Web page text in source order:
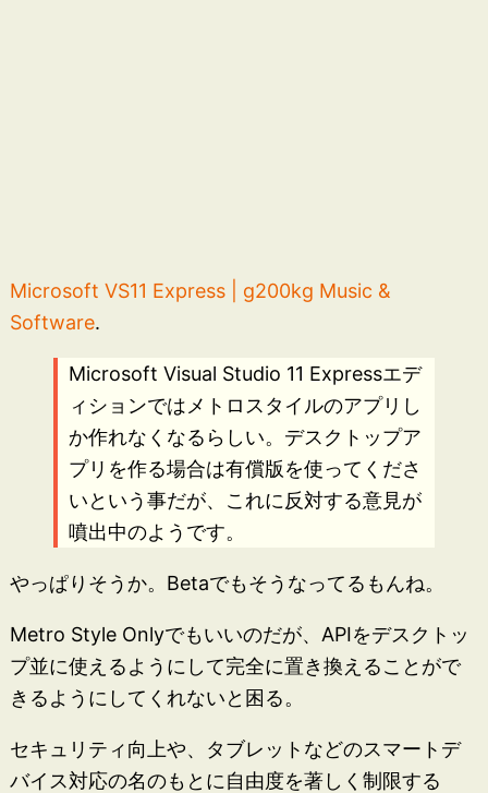
Microsoft VS11 Express | g200kg Music &
Software.
Microsoft Visual Studio 11 Expressエデ
ィションではメトロスタイルのアプリし
か作れなくなるらしい。デスクトップア
プリを作る場合は有償版を使ってくださ
いという事だが、これに反対する意見が
噴出中のようです。
やっぱりそうか。Betaでもそうなってるもんね。
Metro Style Onlyでもいいのだが、APIをデスクトッ
プ並に使えるようにして完全に置き換えることがで
きるようにしてくれないと困る。
セキュリティ向上や、タブレットなどのスマートデ
バイス対応の名のもとに自由度を著しく制限する